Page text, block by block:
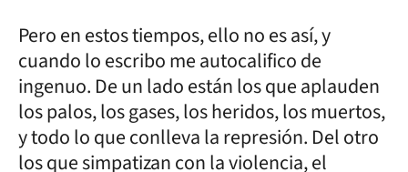
Pero en estos tiempos, ello no es así, y
cuando lo escribo me autocalifico de
ingenuo. De un lado están los que aplauden
los palos, los gases, los heridos, los muertos,
y todo lo que conlleva la represión. Del otro
los que simpatizan con la violencia, el